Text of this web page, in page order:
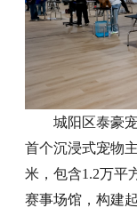
城阳区泰豪
首个沉浸式宠物
米，包含1.2万平
赛事场馆，构建